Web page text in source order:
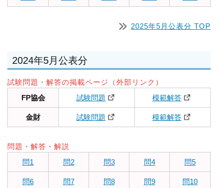
2025年5月公表分 TOP
2024年5月公表分
試験問題・解答の掲載ページ（外部リンク）
FP協会
試験問題 模範解答
金財 試験問題 模範解答
問題・解答・解説
問1
問2 問3 問4 問5
問6 問7 問8 問9 問10